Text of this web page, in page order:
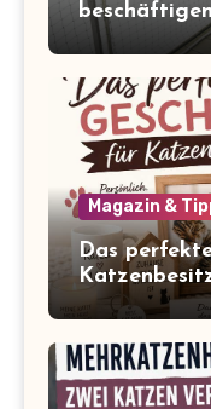
Balkon
Magazin &
Das